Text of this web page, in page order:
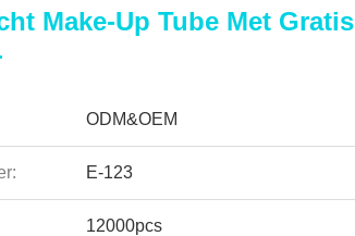
Make-Up Tube Met Gratis
ODM&OEM
E-123
12000pcs